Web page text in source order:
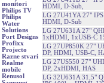
monitori
Philips TV
Philips
Water
Solutions
Port Designs
Profixx
Projecto
Razne stvari
Realme
mobile
Renusol
HDMI, D-Sub,
LG 27U41YA 27" IPS
HDMI, D-Sub
LG 27U631A 27"
1xHDMI, 1xUSB-C
LG 27UP850K 27"
DP, HDMI, USB-C,
LG 27US550 27"
DP, 2xHDMI, HAS
LG 32U631A 31,5"